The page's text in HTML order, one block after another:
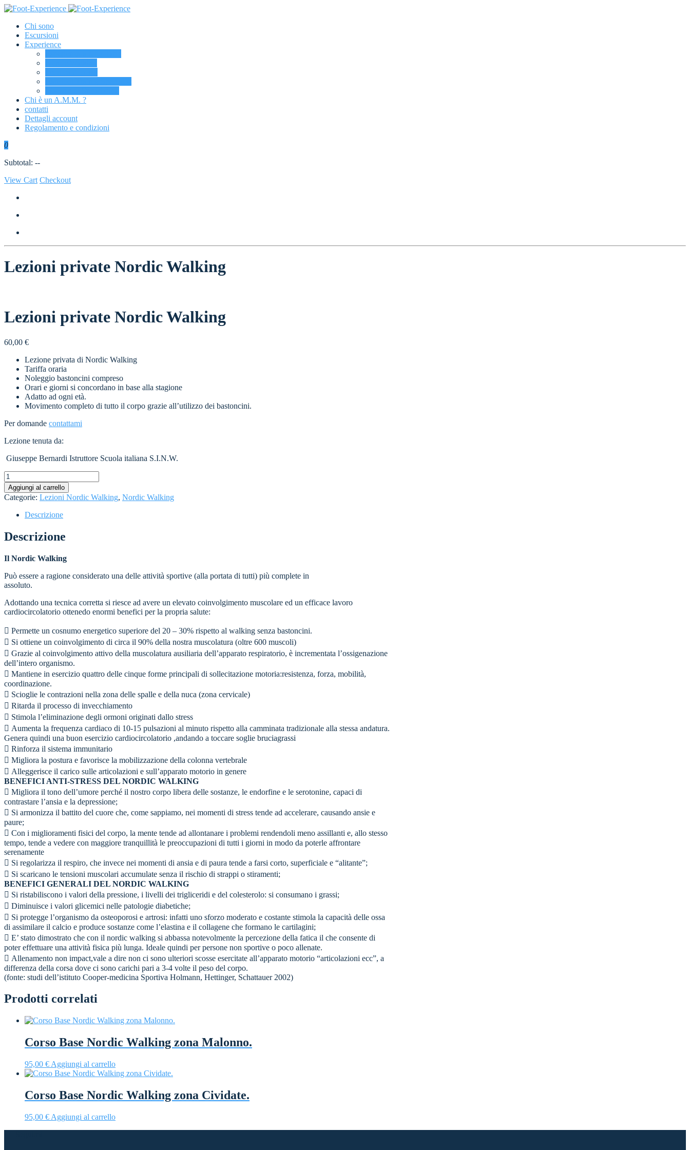
Chi sono
Escursioni
Experience
Chi è un A.M.M. ?
contatti
Dettagli account
Regolamento e condizioni
0
Subtotal: --
View Cart Checkout
Lezioni private Nordic Walking
Lezioni private Nordic Walking
60,00 €
Lezione privata di Nordic Walking
Tariffa oraria
Noleggio bastoncini compreso
Orari e giorni si concordano in base alla stagione
Adatto ad ogni età.
Movimento completo di tutto il corpo grazie all’utilizzo dei bastoncini.
Per domande contattami
Lezione tenuta da:
Giuseppe Bernardi Istruttore Scuola italiana S.I.N.W.
Lezioni
private
Nordic
Walking
quantità
Aggiungi al carrello
Categorie: Lezioni Nordic Walking, Nordic Walking
Descrizione
Descrizione
Il Nordic Walking
Può essere a ragione considerato una delle attività sportive (alla portata di tutti) più complete in
assoluto.
Adottando una tecnica corretta si riesce ad avere un elevato coinvolgimento muscolare ed un efficace lavoro
cardiocircolatorio ottenedo enormi benefici per la propria salute:
 Permette un cosnumo energetico superiore del 20 – 30% rispetto al walking senza bastoncini.
 Si ottiene un coinvolgimento di circa il 90% della nostra muscolatura (oltre 600 muscoli)
 Grazie al coinvolgimento attivo della muscolatura ausiliaria dell’apparato respiratorio, è incrementata l’ossigenazione
dell’intero organismo.
 Mantiene in esercizio quattro delle cinque forme principali di sollecitazione motoria:resistenza, forza, mobilità,
coordinazione.
 Scioglie le contrazioni nella zona delle spalle e della nuca (zona cervicale)
 Ritarda il processo di invecchiamento
 Stimola l’eliminazione degli ormoni originati dallo stress
 Aumenta la frequenza cardiaco di 10-15 pulsazioni al minuto rispetto alla camminata tradizionale alla stessa andatura.
Genera quindi una buon esercizio cardiocircolatorio ,andando a toccare soglie bruciagrassi
 Rinforza il sistema immunitario
 Migliora la postura e favorisce la mobilizzazione della colonna vertebrale
 Alleggerisce il carico sulle articolazioni e sull’apparato motorio in genere
BENEFICI ANTI-STRESS DEL NORDIC WALKING
 Migliora il tono dell’umore perché il nostro corpo libera delle sostanze, le endorfine e le serotonine, capaci di
contrastare l’ansia e la depressione;
 Si armonizza il battito del cuore che, come sappiamo, nei momenti di stress tende ad accelerare, causando ansie e
paure;
 Con i miglioramenti fisici del corpo, la mente tende ad allontanare i problemi rendendoli meno assillanti e, allo stesso
tempo, tende a vedere con maggiore tranquillità le preoccupazioni di tutti i giorni in modo da poterle affrontare
serenamente
 Si regolarizza il respiro, che invece nei momenti di ansia e di paura tende a farsi corto, superficiale e “alitante”;
 Si scaricano le tensioni muscolari accumulate senza il rischio di strappi o stiramenti;
BENEFICI GENERALI DEL NORDIC WALKING
 Si ristabiliscono i valori della pressione, i livelli dei trigliceridi e del colesterolo: si consumano i grassi;
 Diminuisce i valori glicemici nelle patologie diabetiche;
 Si protegge l’organismo da osteoporosi e artrosi: infatti uno sforzo moderato e costante stimola la capacità delle ossa
di assimilare il calcio e produce sostanze come l’elastina e il collagene che formano le cartilagini;
 E’ stato dimostrato che con il nordic walking si abbassa notevolmente la percezione della fatica il che consente di
poter effettuare una attività fisica più lunga. Ideale quindi per persone non sportive o poco allenate.
 Allenamento non impact,vale a dire non ci sono ulteriori scosse esercitate all’apparato motorio “articolazioni ecc”, a
differenza della corsa dove ci sono carichi pari a 3-4 volte il peso del corpo.
(fonte: studi dell’istituto Cooper-medicina Sportiva Holmann, Hettinger, Schattauer 2002)
Prodotti correlati
Corso Base Nordic Walking zona Malonno.
95,00 € Aggiungi al carrello
Corso Base Nordic Walking zona Cividate.
95,00 € Aggiungi al carrello